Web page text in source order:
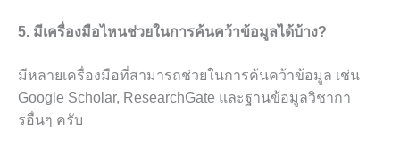
5. มีเครื่องมือไหนช่วยในการค้นคว้าข้อมูลได้บ้าง?
มีหลายเครื่องมือที่สามารถช่วยในการค้นคว้าข้อมูล เช่น
Google Scholar, ResearchGate และฐานข้อมูลวิชากา
รอื่นๆ ครับ